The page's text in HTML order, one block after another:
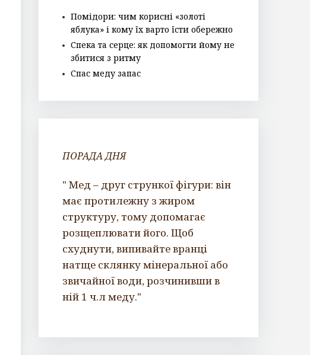
Помідори: чим корисні «золоті
яблука» і кому їх варто їсти обережно
Спека та серце: як допомогти йому не
збитися з ритму
Спас меду запас
ПОРАДА ДНЯ
" Мед – друг стрункої фігури: він
має протилежну з жиром
структуру, тому допомагає
розщеплювати його. Щоб
схуднути, випивайте вранці
натще склянку мінеральної або
звичайної води, розчинивши в
ній 1 ч.л меду."